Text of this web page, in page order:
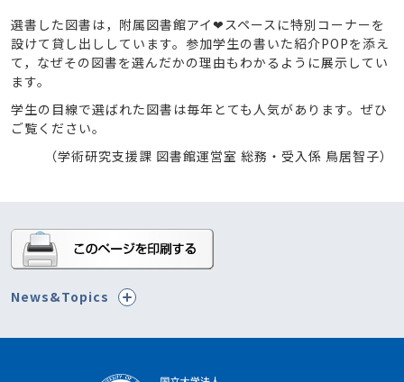
選書した図書は，附属図書館アイ❤スペースに特別コーナーを
設けて貸し出ししています。参加学生の書いた紹介POPを添え
て，なぜその図書を選んだかの理由もわかるように展示してい
ます。
学生の目線で選ばれた図書は毎年とても人気があります。ぜひ
ご覧ください。
（学術研究支援課 図書館運営室 総務・受入係 鳥居智子）
News&Topics